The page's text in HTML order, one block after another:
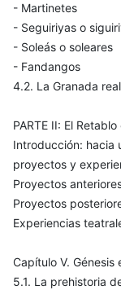
- Martinetes
- Seguiriyas o
- Soleás o soleares
- Fandangos
4.2. La Granada real
PARTE II: El
Introducción: hacia
proyectos y
Proyectos
Proyectos
Experiencias
Capítulo V. Génesis
5.1. La prehistoria